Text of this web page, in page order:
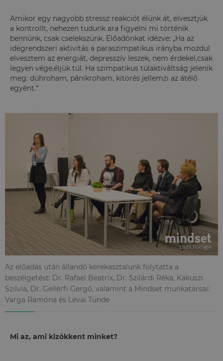
Amikor egy nagyobb stressz reakciót élünk át, elvesztjük
a kontrollt, nehezen tudunk ara figyelni mi történik
bennünk, csak cselekszünk. Előadónkat idézve: „Ha az
idegrendszeri aktivitás a paraszimpatikus irányba mozdul
elvesztem az energiát, depresszív leszek, nem érdekel,csak
legyen vége,éljük túl. Ha szimpatikus túlaktiváltság jelenik
meg: dühroham, pánikroham, kitörés jellemzi az átélő
egyént.”
Az előadás után állandó kerekasztalunk folytatta a
beszélgetést: Dr. Rafael Beatrix, Dr. Szilárdi Réka, Kakuszi
Szilvia, Dr. Gellérfi Gergő, valamint a Mindset munkatársai:
Varga Ramóna és Lévai Tünde
Mi az, ami kizökkent minket?